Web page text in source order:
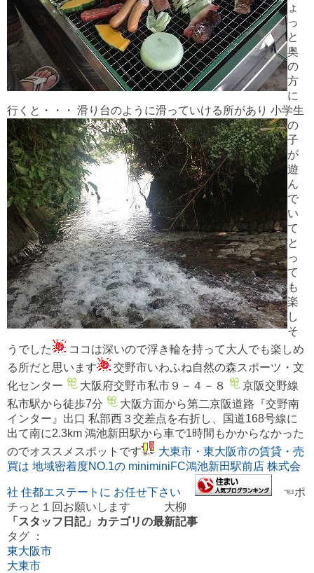
ょ
っ
と
奥
の
方
に
行くと・・・ 滑り台のように滑っていける所があり 小学生
の
子
が
遊
ん
で
い
て
と
っ
て
も
楽
し
そ
うでした
ココは深いので浮き輪を持って大人でも楽しめ
る所だと思います
交野市いわふね自然の森スポーツ・文
化センター
大阪府交野市私市９－４－８
京阪交野線
私市駅から徒歩7分
大阪方面から第二京阪道路『交野南
インター』出口 私部西３交差点を右折し、国道168号線に
出て南に2.3km 鴻池新田駅から車で1時間もかからなかった
のでオススメスポットです
大東市・東大阪市の賃貸・売
買は 地域密着度NO.1の miniminiFC鴻池新田駅前店 株式会
社 住都エステートに お任せ下さい
☜ポ
チっと１回お願いします 大柳
「スタッフ日記」カテゴリの最新記事
タグ ：
東大阪市
大東市